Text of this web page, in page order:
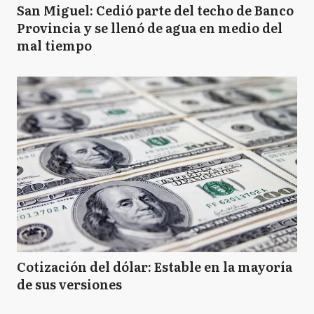
San Miguel: Cedió parte del techo de Banco
Provincia y se llenó de agua en medio del
mal tiempo
Cotización del dólar: Estable en la mayoría
de sus versiones